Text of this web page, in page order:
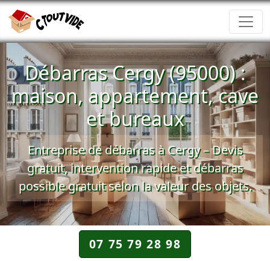
Débarras Cergy (95000) :
maison, appartement, cave
et bureaux
Entreprise de débarras à Cergy –Devis
gratuit, intervention rapide etdébarras
possible gratuitselon la valeur des objets.
07 75 79 28 98